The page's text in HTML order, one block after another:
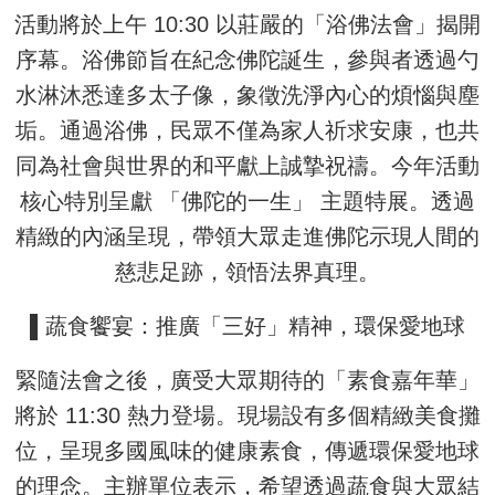
活動將於上午 10:30 以莊嚴的「浴佛法會」揭開
序幕。浴佛節旨在紀念佛陀誕生，參與者透過勺
水淋沐悉達多太子像，象徵洗淨內心的煩惱與塵
垢。通過浴佛，民眾不僅為家人祈求安康，也共
同為社會與世界的和平獻上誠摯祝禱。今年活動
核心特別呈獻 「佛陀的一生」 主題特展。透過
精緻的內涵呈現，帶領大眾走進佛陀示現人間的
慈悲足跡，領悟法界真理。
▌蔬食饗宴：推廣「三好」精神，環保愛地球
緊隨法會之後，廣受大眾期待的「素食嘉年華」
將於 11:30 熱力登場。現場設有多個精緻美食攤
位，呈現多國風味的健康素食，傳遞環保愛地球
的理念。主辦單位表示，希望透過蔬食與大眾結